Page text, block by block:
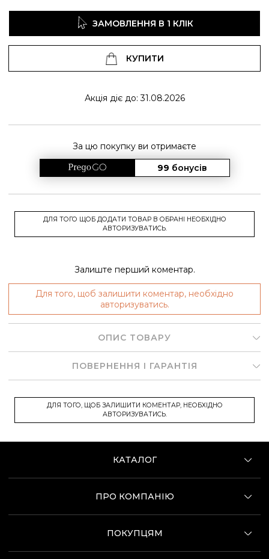
ЗАМОВЛЕННЯ В 1 КЛІК
КУПИТИ
Акція діє до: 31.08.2026
За цю покупку ви отримаєте
99 бонусів
ДЛЯ ТОГО ЩОБ ДОДАТИ ТОВАР В ОБРАНІ НЕОБХІДНО
АВТОРИЗУВАТИСЬ.
Залиште перший коментар.
Для того, щоб залишити коментар, необхідно
авторизуватись.
ОПИС ТОВАРУ
ПОВЕРНЕННЯ І ГАРАНТІЯ
ДЛЯ ТОГО, ЩОБ ЗАЛИШИТИ КОМЕНТАР, НЕОБХІДНО
АВТОРИЗУВАТИСЬ.
КАТАЛОГ
ПРО КОМПАНІЮ
ПОКУПЦЯМ